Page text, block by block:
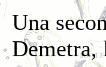
Una
Demetra,